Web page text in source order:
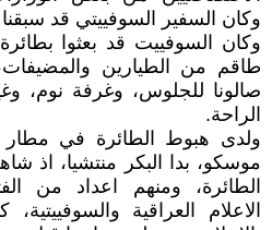
وكان السفير السوفييتي قد
وكان السوفييت قد بعثوا
طاقم من الطيارين
صالونا للجلوس، وغرفة نوم،
الراحة.
ولدى هبوط الطائرة في
موسكو، بدا البكر منتشيا، اذ
الطائرة، ومنهم اعداد من
الاعلام العراقية